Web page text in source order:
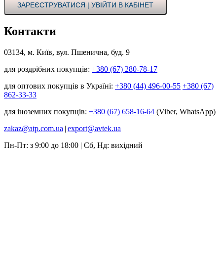
ЗАРЕЄСТРУВАТИСЯ | УВІЙТИ В КАБІНЕТ
Контакти
03134, м. Київ, вул. Пшенична, буд. 9
для роздрібних покупців: +380 (67) 280-78-17
для оптових покупців в Україні: +380 (44) 496-00-55 +380 (67)
862-33-33
для іноземних покупців: +380 (67) 658-16-64 (Viber, WhatsApp)
zakaz@atp.com.ua | export@avtek.ua
Пн-Пт: з 9:00 до 18:00 | Сб, Нд: вихідний